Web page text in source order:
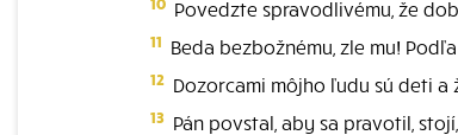
Povedzte spravodlivému, že
11 Beda bezbožnému, zle mu!
12 Dozorcami môjho ľudu sú deti a
13 Pán povstal, aby sa pravotil,